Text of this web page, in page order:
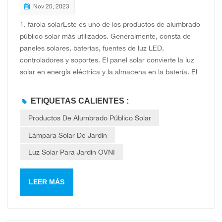
estacionamientos, calles y campus, estos lámparas Se
Nov 20, 2023
1. farola solarEste es uno de los productos de alumbrado
público solar más utilizados. Generalmente, consta de
paneles solares, baterías, fuentes de luz LED,
controladores y soportes. El panel solar convierte la luz
solar en energía eléctrica y la almacena en la batería. El
de luz LED. El alumbrado público solar proporciona un
alumbrado público eficiente, reduciendo la dependencia
de las redes eléctricas tradicionales. Poste de luz de
120 W 2. Lámpara solar de jardínEste tipo de farola
solar se utiliza principalmente para la decoración e
iluminación de exteriores como patios, parques, lugares
ETIQUETAS CALIENTES :
Productos De Alumbrado Público Solar
Lámpara Solar De Jardín
Luz Solar Para Jardín OVNI
LEER MÁS